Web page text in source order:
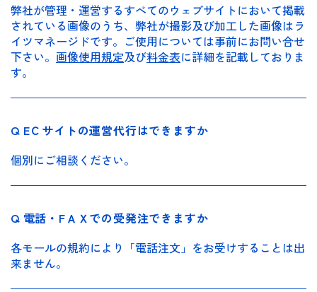
弊社が管理・運営するすべてのウェブサイトにおいて掲載
されている画像のうち、弊社が撮影及び加工した画像はラ
イツマネージドです。ご使用については事前にお問い合せ
下さい。 画像使用規定及び料金表に詳細を記載しておりま
す。
Q EＣサイトの運営代行はできますか
個別にご相談ください。
Q 電話・FＡＸでの受発注できますか
各モールの規約により「電話注文」をお受けすることは出
来ません。